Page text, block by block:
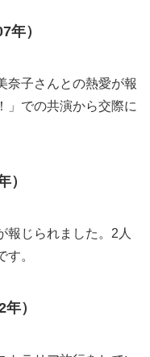
年）
奈子さんとの熱愛が報
」での共演から交際に
）
報じられました。2人
。
）